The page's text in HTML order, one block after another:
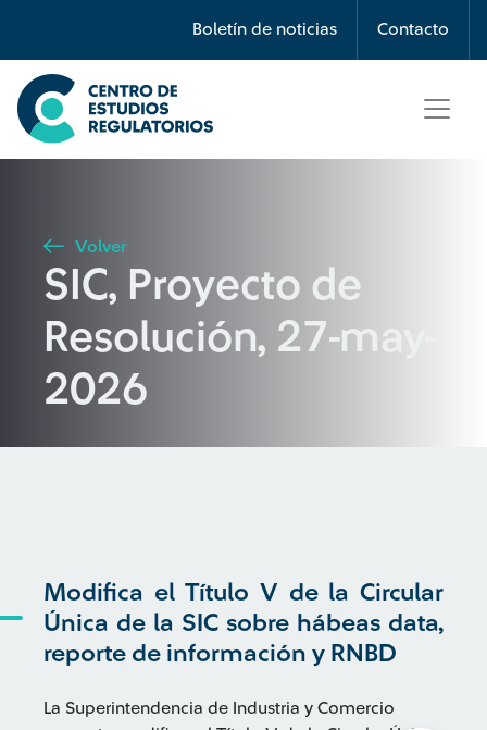
Boletín de noticias Contacto
Búsqueda
Seleccione país
Buscar
Volver
SIC, Proyecto de
Resolución, 27-may-
2026
Modifica el Título V de la Circular
Única de la SIC sobre hábeas data,
reporte de información y RNBD
La Superintendencia de Industria y Comercio